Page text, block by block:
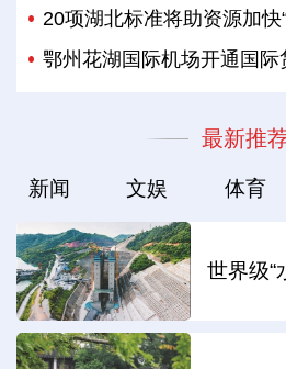
20项湖北标准将助资源加快
鄂州花湖国际机场开通国际
最新推
新闻 文娱 体育
世界级“